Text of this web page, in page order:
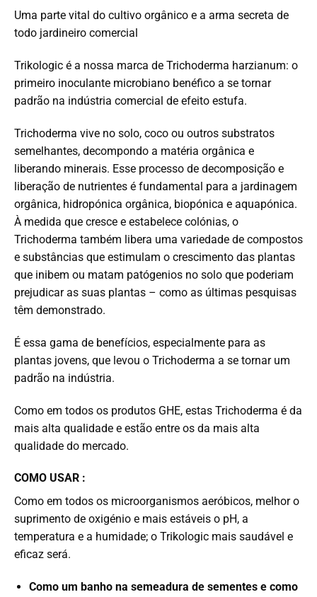
Uma parte vital do cultivo orgânico e a arma secreta de
todo jardineiro comercial
Trikologic é a nossa marca de Trichoderma harzianum: o
primeiro inoculante microbiano benéfico a se tornar
padrão na indústria comercial de efeito estufa.
Trichoderma vive no solo, coco ou outros substratos
semelhantes, decompondo a matéria orgânica e
liberando minerais. Esse processo de decomposição e
liberação de nutrientes é fundamental para a jardinagem
orgânica, hidropónica orgânica, biopónica e aquapónica.
À medida que cresce e estabelece colónias, o
Trichoderma também libera uma variedade de compostos
e substâncias que estimulam o crescimento das plantas
que inibem ou matam patógenios no solo que poderiam
prejudicar as suas plantas – como as últimas pesquisas
têm demonstrado.
É essa gama de benefícios, especialmente para as
plantas jovens, que levou o Trichoderma a se tornar um
padrão na indústria.
Como em todos os produtos GHE, estas Trichoderma é da
mais alta qualidade e estão entre os da mais alta
qualidade do mercado.
COMO USAR :
Como em todos os microorganismos aeróbicos, melhor o
suprimento de oxigénio e mais estáveis ​​o pH, a
temperatura e a humidade; o Trikologic mais saudável e
eficaz será.
Como um banho na semeadura de sementes e como